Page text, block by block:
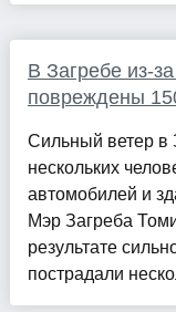
В Загребе из-
повреждены
Сильный ветер в
нескольких
автомобилей и
Мэр Загреба
результате
пострадали